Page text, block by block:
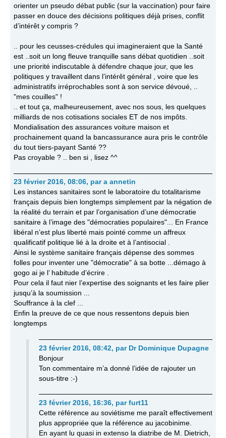
orienter un pseudo débat public (sur la vaccination) pour faire
passer en douce des décisions politiques déjà prises, conflit
d’intérêt y compris ?
.. pour les ceusses-crédules qui imagineraient que la Santé
est ..soit un long fleuve tranquille sans débat quotidien ..soit
une priorité indiscutable à défendre chaque jour, que les
politiques y travaillent dans l’intérêt général , voire que les
administratifs irréprochables sont à son service dévoué, ..
"mes couilles" !
.. et tout ça, malheureusement, avec nos sous, les quelques
milliards de nos cotisations sociales ET de nos impôts.
Mondialisation des assurances voiture maison et
prochainement quand la bancassurance aura pris le contrôle
du tout tiers-payant Santé ??
Pas croyable ? .. ben si , lisez ^^
23 février 2016, 08:06, par a annetin
Les instances sanitaires sont le laboratoire du totalitarisme
français depuis bien longtemps simplement par la négation de
la réalité du terrain et par l’organisation d’une démocratie
sanitaire à l’image des "démocraties populaires"... En France
libéral n’est plus liberté mais pointé comme un affreux
qualificatif politique lié à la droite et à l’antisocial .
Ainsi le système sanitaire français dépense des sommes
folles pour inventer une "démocratie" à sa botte ...démago à
gogo ai je l’ habitude d’écrire .
Pour cela il faut nier l’expertise des soignants et les faire plier
jusqu’à la soumission ...
Souffrance à la clef ...
Enfin la preuve de ce que nous ressentons depuis bien
longtemps
23 février 2016, 08:42, par Dr Dominique Dupagne
Bonjour
Ton commentaire m’a donné l’idée de rajouter un
sous-titre :-)
23 février 2016, 16:36, par furt11
Cette référence au soviétisme me paraît effectivement
plus appropriée que la référence au jacobinime.
En ayant lu quasi in extenso la diatribe de M. Dietrich,